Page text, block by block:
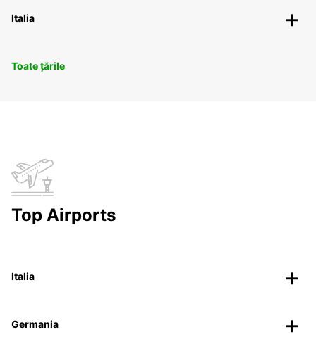
Italia
Toate țările
Top Airports
Italia
Germania